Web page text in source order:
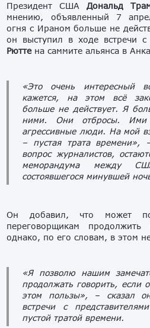
Президент США Дональд
мнению, объявленный 7
огня с Ираном больше не
он выступил в ходе встречи
Рюттена саммите альянса в
«Это очень интересный
кажется, на этом всё
больше не действует. Я
ними. Они отбросы. Ими
агрессивные люди. На мой
– пустая трата времени»,
вопрос журналистов,
меморандума между
состоявшегося минувшей
Он добавил, что может
переговорщикам
однако, по его словам, в этом
«Я позволю нашим
продолжать говорить, если
этом пользы»,– сказал
встречи с
пустой тратой времени.